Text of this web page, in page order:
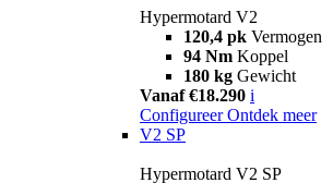
Hypermotard V2
120,4 pk Vermogen
94 Nm Koppel
180 kg Gewicht
Vanaf €18.290 i
Configureer Ontdek meer
V2 SP
Hypermotard V2 SP